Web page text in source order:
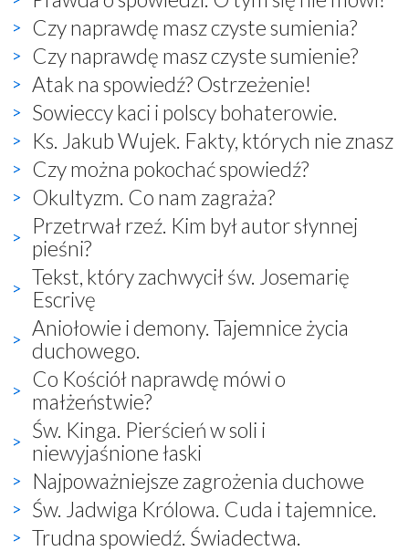
Czy naprawdę masz czyste sumienia?
Czy naprawdę masz czyste sumienie?
Atak na spowiedź? Ostrzeżenie!
Sowieccy kaci i polscy bohaterowie.
Ks. Jakub Wujek. Fakty, których nie znasz
Czy można pokochać spowiedź?
Okultyzm. Co nam zagraża?
Przetrwał rzeź. Kim był autor słynnej
pieśni?
Tekst, który zachwycił św. Josemarię
Escrivę
Aniołowie i demony. Tajemnice życia
duchowego.
Co Kościół naprawdę mówi o
małżeństwie?
Św. Kinga. Pierścień w soli i
niewyjaśnione łaski
Najpoważniejsze zagrożenia duchowe
Św. Jadwiga Królowa. Cuda i tajemnice.
Trudna spowiedź. Świadectwa.